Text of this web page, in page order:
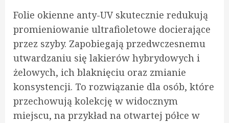
Folie okienne anty-UV skutecznie redukują
promieniowanie ultrafioletowe docierające
przez szyby. Zapobiegają przedwczesnemu
utwardzaniu się lakierów hybrydowych i
żelowych, ich blaknięciu oraz zmianie
konsystencji. To rozwiązanie dla osób, które
przechowują kolekcję w widocznym
miejscu, na przykład na otwartej półce w